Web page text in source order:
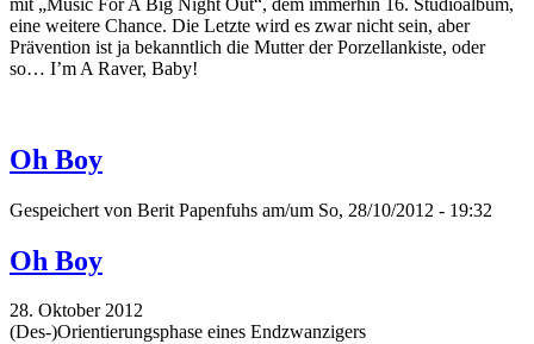
eine weitere Chance. Die Letzte wird es zwar nicht sein, aber
Prävention ist ja bekanntlich die Mutter der Porzellankiste, oder
so… I’m A Raver, Baby!
Oh Boy
Gespeichert von Berit Papenfuhs am/um So, 28/10/2012 - 19:32
Oh Boy
28. Oktober 2012
(Des-)Orientierungsphase eines Endzwanzigers